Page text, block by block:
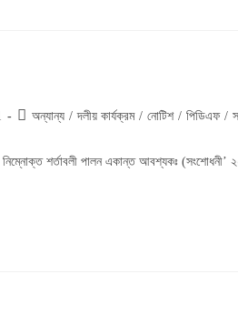
Postঅন্যান্য / দলীয় কার্যক্রম / নোটিশ / পিডিএফ /
নিম্নোক্ত শর্তাবলী পালন একান্ত আবশ্যকঃ